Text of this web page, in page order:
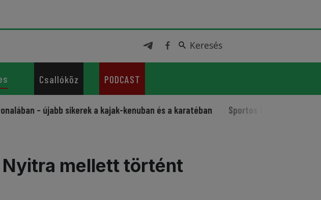
Keresés
Csallóköz PODCAST
újabb sikerek a kajak-kenuban és a karatéban Sportos fesztivál jubileummal
Nyitra mellett történt